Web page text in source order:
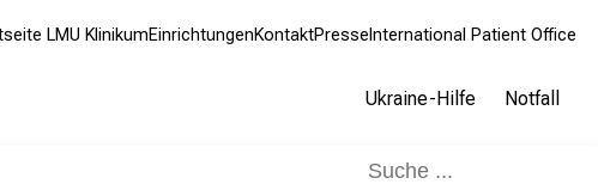
LMU KlinikumEinrichtungenKontaktPresse International Patient Office
Ukraine-Hilfe Notfall